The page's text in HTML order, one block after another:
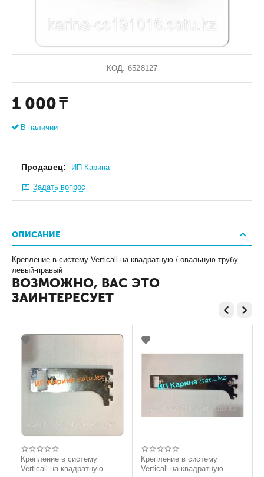
КОД: 6528127
1 000 ₸
В наличии
Продавец: ИП Карина
Задать вопрос
ОПИСАНИЕ
Крепление в систему Verticall на квадратную / овальную трубу
левый-правый
ВОЗМОЖНО, ВАС ЭТО
ЗАИНТЕРЕСУЕТ
Крепление в систему
Verticall на квадратную
Крепление в систему
Verticall на квадратную